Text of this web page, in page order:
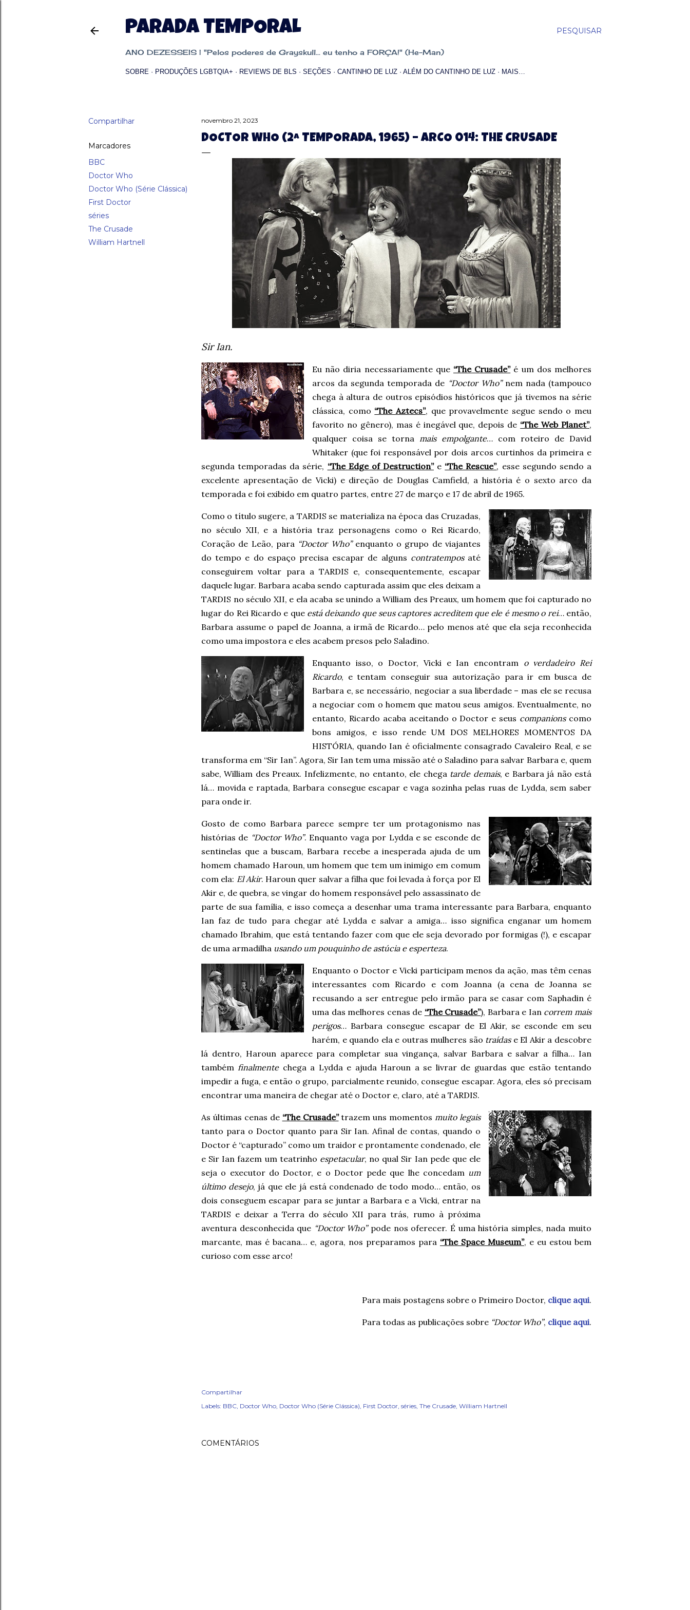
PESQUISAR
PARADA TEMPORAL
ANO DEZESSEIS | "Pelos poderes de Grayskull... eu tenho a FORÇA!" (He-Man)
SOBRE PRODUÇÕES LGBTQIA+ REVIEWS DE BLS SEÇÕES CANTINHO DE LUZ ALÉM DO CANTINHO DE LUZ MAIS…
Compartilhar
Marcadores
BBC
Doctor Who
Doctor Who (Série Clássica)
First Doctor
séries
The Crusade
William Hartnell
novembro 21, 2023
DOCTOR WHO (2ª TEMPORADA, 1965) – ARCO 014: THE CRUSADE
Sir Ian.
Eu não diria necessariamente que “The Crusade”é um dos melhores
arcos da segunda temporada de “Doctor Who” nem nada (tampouco
chega à altura de outros episódios históricos que já tivemos na série
clássica, como “The Aztecs”, que provavelmente segue sendo o meu
favorito no gênero), mas é inegável que, depois de “The Web Planet”,
qualquer coisa se torna mais empolgante… com roteiro de David
Whitaker (que foi responsável por dois arcos curtinhos da primeira e
segunda temporadas da série, “The Edge of Destruction”e “The Rescue”, esse segundo sendo a
excelente apresentação de Vicki) e direção de Douglas Camfield, a história é o sexto arco da
temporada e foi exibido em quatro partes, entre 27 de março e 17 de abril de 1965.
Como o título sugere, a TARDIS se materializa na época das Cruzadas,
no século XII, e a história traz personagens como o Rei Ricardo,
Coração de Leão, para “Doctor Who”enquanto o grupo de viajantes
do tempo e do espaço precisa escapar de alguns contratemposaté
conseguirem voltar para a TARDIS e, consequentemente, escapar
daquele lugar. Barbara acaba sendo capturada assim que eles deixam a
TARDIS no século XII, e ela acaba se unindo a William des Preaux, um homem que foi capturado no
lugar do Rei Ricardo e que está deixando que seus captores acreditem que ele é mesmo o rei… então,
Barbara assume o papel de Joanna, a irmã de Ricardo… pelo menos até que ela seja reconhecida
como uma impostora e eles acabem presos pelo Saladino.
Enquanto isso, o Doctor, Vicki e Ian encontram o verdadeiro Rei
Ricardo, e tentam conseguir sua autorização para ir em busca de
Barbara e, se necessário, negociar a sua liberdade – mas ele se recusa
a negociar com o homem que matou seus amigos. Eventualmente, no
entanto, Ricardo acaba aceitando o Doctor e seus companionscomo
bons amigos, e isso rende UM DOS MELHORES MOMENTOS DA
HISTÓRIA, quando Ian é oficialmente consagrado Cavaleiro Real, e se
transforma em “Sir Ian”. Agora, Sir Ian tem uma missão até o Saladino para salvar Barbara e, quem
sabe, William des Preaux. Infelizmente, no entanto, ele chega tarde demais, e Barbara já não está
lá… movida e raptada, Barbara consegue escapar e vaga sozinha pelas ruas de Lydda, sem saber
para onde ir.
Gosto de como Barbara parece sempre ter um protagonismo nas
histórias de “Doctor Who”. Enquanto vaga por Lydda e se esconde de
sentinelas que a buscam, Barbara recebe a inesperada ajuda de um
homem chamado Haroun, um homem que tem um inimigo em comum
com ela: El Akir. Haroun quer salvar a filha que foi levada à força por El
Akir e, de quebra, se vingar do homem responsável pelo assassinato de
parte de sua família, e isso começa a desenhar uma trama interessante para Barbara, enquanto
Ian faz de tudo para chegar até Lydda e salvar a amiga… isso significa enganar um homem
chamado Ibrahim, que está tentando fazer com que ele seja devorado por formigas (!), e escapar
de uma armadilha usando um pouquinho de astúcia e esperteza.
Enquanto o Doctor e Vicki participam menos da ação, mas têm cenas
interessantes com Ricardo e com Joanna (a cena de Joanna se
recusando a ser entregue pelo irmão para se casar com Saphadin é
uma das melhores cenas de “The Crusade”), Barbara e Ian correm mais
perigos… Barbara consegue escapar de El Akir, se esconde em seu
harém, e quando ela e outras mulheres são traídase El Akir a descobre
lá dentro, Haroun aparece para completar sua vingança, salvar Barbara e salvar a filha… Ian
também finalmentechega a Lydda e ajuda Haroun a se livrar de guardas que estão tentando
impedir a fuga, e então o grupo, parcialmente reunido, consegue escapar. Agora, eles só precisam
encontrar uma maneira de chegar até o Doctor e, claro, até a TARDIS.
As últimas cenas de “The Crusade”trazem uns momentosmuito legais
tanto para o Doctor quanto para Sir Ian. Afinal de contas, quando o
Doctor é “capturado” como um traidor e prontamente condenado, ele
e Sir Ian fazem um teatrinho espetacular, no qual Sir Ian pede que ele
seja o executor do Doctor, e o Doctor pede que lhe concedam um
último desejo, já que ele já está condenado de todo modo… então, os
dois conseguem escapar para se juntar a Barbara e a Vicki, entrar na
TARDIS e deixar a Terra do século XII para trás, rumo à próxima
aventura desconhecida que “Doctor Who”pode nos oferecer. É uma história simples, nada muito
marcante, mas é bacana… e, agora, nos preparamos para “The Space Museum”, e eu estou bem
curioso com esse arco!
Para mais postagens sobre o Primeiro Doctor, clique aqui.
Para todas as publicações sobre “Doctor Who”, clique aqui.
Compartilhar
Labels: BBC Doctor Who Doctor Who (Série Clássica) First Doctor séries The Crusade William Hartnell
COMENTÁRIOS